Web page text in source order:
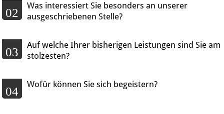
02
Was interessiert Sie besonders an unserer
ausgeschriebenen Stelle?
03
Auf welche Ihrer bisherigen Leistungen sind Sie am
stolzesten?
04
Wofür können Sie sich begeistern?